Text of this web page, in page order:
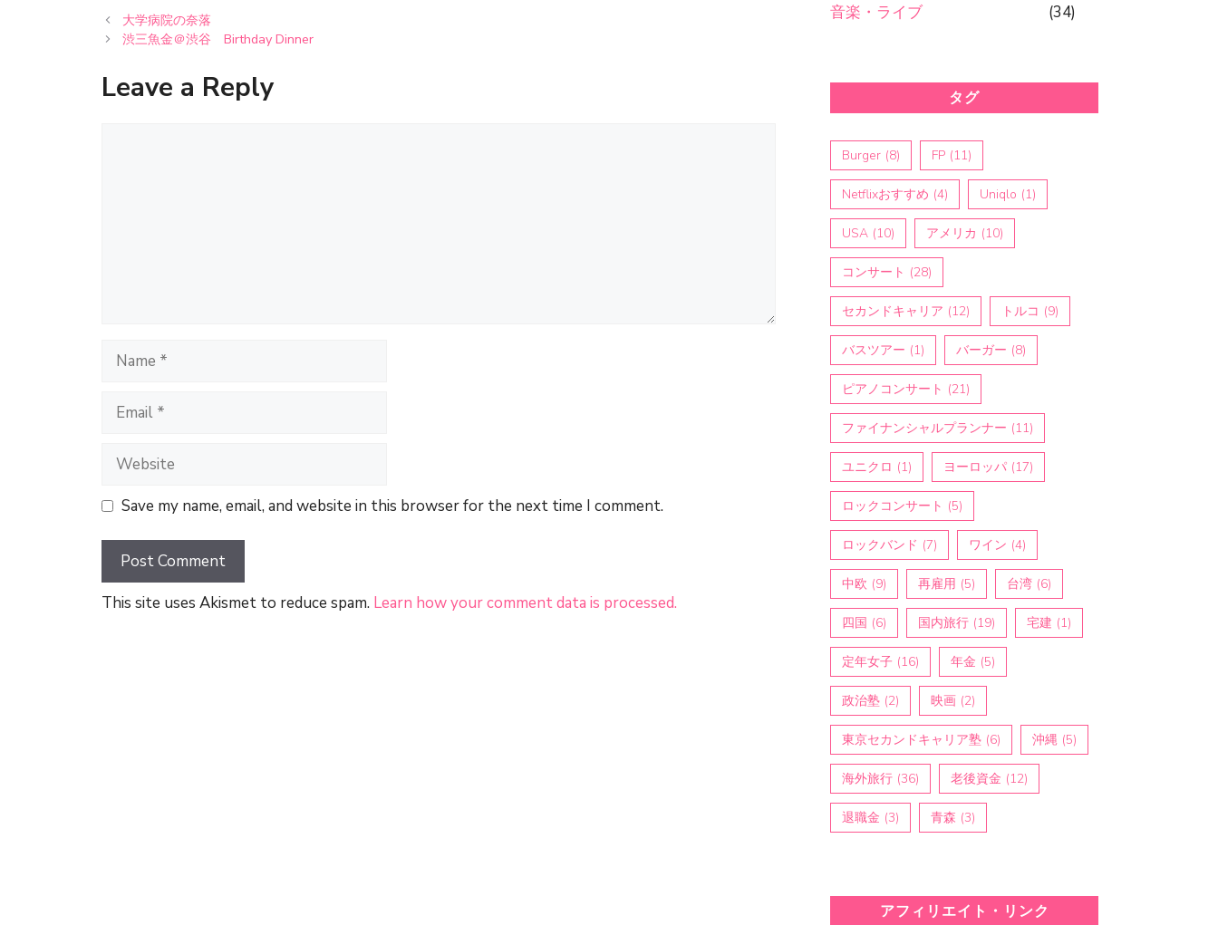
大学病院の奈落
渋三魚金＠渋谷 Birthday Dinner
Leave a Reply
Name
Email
Website
Save my name, email, and website in this browser for the next time I comment.
This site uses Akismet to reduce spam. Learn how your comment data is processed.
音楽・ライブ
(34)
タグ
Burger (8) FP (11)
Netflixおすすめ (4) Uniqlo (1)
USA (10) アメリカ (10)
コンサート (28)
セカンドキャリア (12) トルコ (9)
バスツアー (1) バーガー (8)
ピアノコンサート (21)
ファイナンシャルプランナー (11)
ユニクロ (1) ヨーロッパ (17)
ロックコンサート (5)
ロックバンド (7) ワイン (4)
中欧 (9) 再雇用 (5) 台湾 (6)
四国 (6) 国内旅行 (19) 宅建 (1)
定年女子 (16) 年金 (5)
政治塾 (2) 映画 (2)
東京セカンドキャリア塾 (6) 沖縄 (5)
海外旅行 (36) 老後資金 (12)
退職金 (3) 青森 (3)
アフィリエイト・リンク